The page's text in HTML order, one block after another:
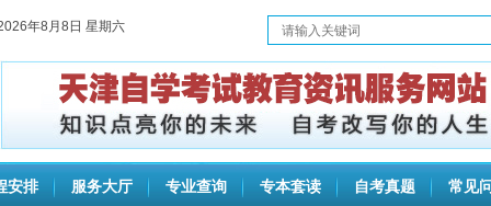
年8月8日 星期六
安排 服务大厅 专业查询 专本套读 自考真题 常见